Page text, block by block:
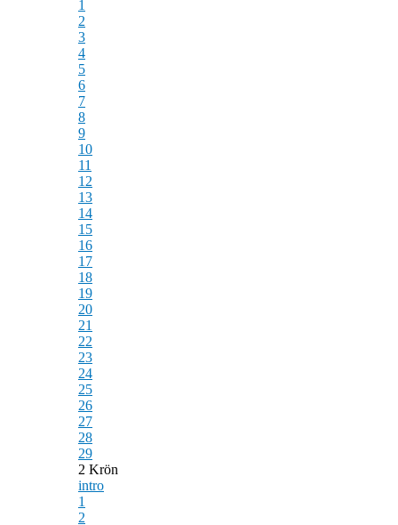
1
2
3
4
5
6
7
8
9
10
11
12
13
14
15
16
17
18
19
20
21
22
23
24
25
26
27
28
29
2 Krön
intro
1
2